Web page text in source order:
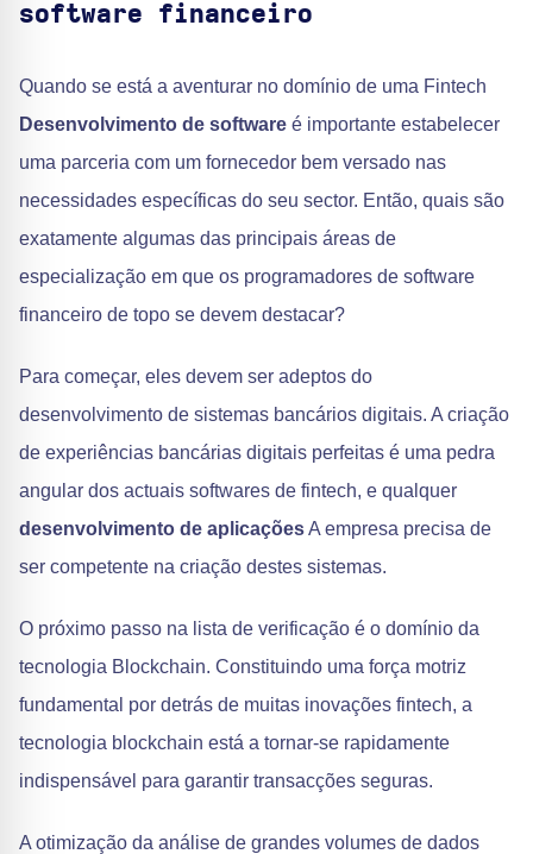
software financeiro
Quando se está a aventurar no domínio de uma Fintech
Desenvolvimento de software é importante estabelecer
uma parceria com um fornecedor bem versado nas
necessidades específicas do seu sector. Então, quais são
exatamente algumas das principais áreas de
especialização em que os programadores de software
financeiro de topo se devem destacar?
Para começar, eles devem ser adeptos do
desenvolvimento de sistemas bancários digitais. A criação
de experiências bancárias digitais perfeitas é uma pedra
angular dos actuais softwares de fintech, e qualquer
desenvolvimento de aplicaçõesA empresa precisa de
ser competente na criação destes sistemas.
O próximo passo na lista de verificação é o domínio da
tecnologia Blockchain. Constituindo uma força motriz
fundamental por detrás de muitas inovações fintech, a
tecnologia blockchain está a tornar-se rapidamente
indispensável para garantir transacções seguras.
A otimização da análise de grandes volumes de dados